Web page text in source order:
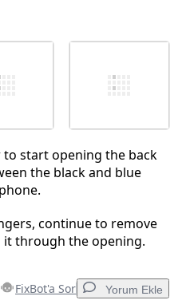
to start opening the back
the black and blue
continue to remove
it through the opening.
FixBot'a Sor Yorum Ekle